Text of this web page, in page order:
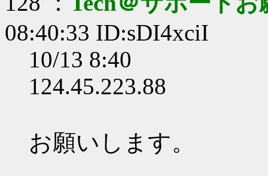
08:40:33 ID:sDI4xciI
10/13 8:40
124.45.223.88
お願いします。